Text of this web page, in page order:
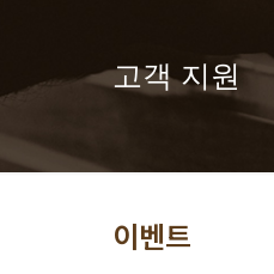
고객 지원
이벤트